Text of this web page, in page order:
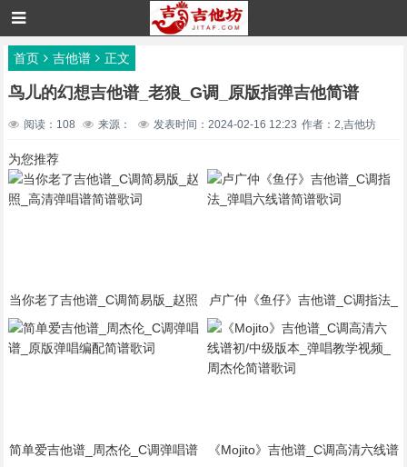
首页 吉他谱 正文
鸟儿的幻想吉他谱_老狼_G调_原版指弹吉他简谱
阅读：108 来源： 发表时间：2024-02-16 12:23 作者：2,吉他坊
为您推荐
当你老了吉他谱_C调简易版_赵照
_高清弹唱谱简谱歌词
卢广仲《鱼仔》吉他谱_C调指法_
弹唱六线谱简谱歌词
简单爱吉他谱_周杰伦_C调弹唱谱
《Mojito》吉他谱_C调高清六线谱